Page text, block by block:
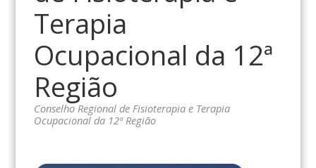
Terapia
Ocupacional da 12ª
Região
Conselho Regional de Fisioterapia e Terapia
Ocupacional da 12ª Região